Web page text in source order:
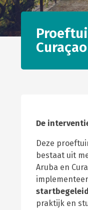
Curaçao
De
Deze
bestaat uit
Aruba en
praktijk en